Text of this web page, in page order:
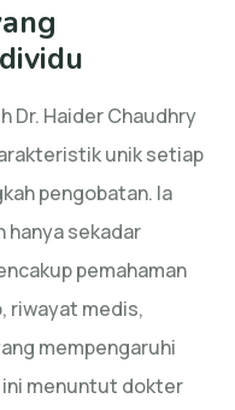
Dr. Haider Chaudhry
unik setiap
pengobatan. Ia
hanya sekadar
pemahaman
riwayat medis,
mempengaruhi
menuntut dokter